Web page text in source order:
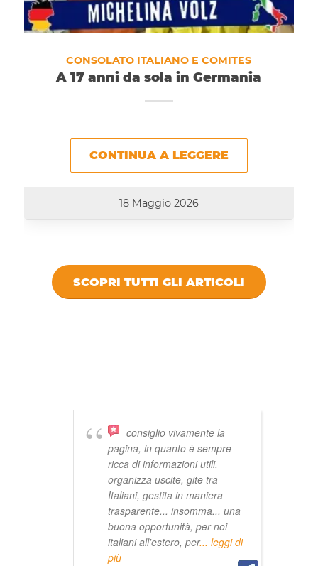
CONSOLATO ITALIANO E COMITES
A 17 anni da sola in Germania
CONTINUA A LEGGERE
18 Maggio 2026
SCOPRI TUTTI GLI ARTICOLI
consiglio vivamente la
pagina, in quanto è sempre
ricca di informazioni utili,
organizza uscite, gite tra
Italiani, gestita in maniera
trasparente... insomma... una
buona opportunità, per noi
italiani all'estero, per... leggi di
più